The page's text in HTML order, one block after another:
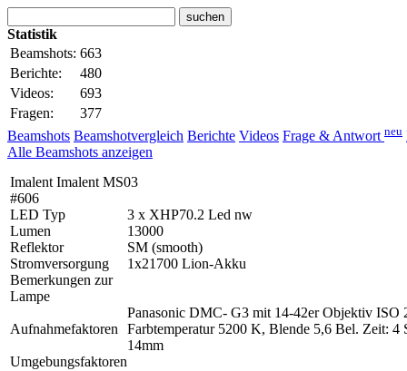
Statistik
Beamshots: 663
Berichte:
480
Videos:
693
Fragen:
377
Beamshots Beamshotvergleich Berichte Videos Frage & Antwort neu
Alle Beamshots anzeigen
Imalent Imalent MS03
#606
LED Typ
3 x XHP70.2 Led nw
Lumen
13000
Reflektor
SM (smooth)
Stromversorgung
1x21700 Lion-Akku
Bemerkungen zur
Lampe
Aufnahmefaktoren
Panasonic DMC- G3 mit 14-42er Objektiv ISO
Farbtemperatur 5200 K, Blende 5,6 Bel. Zeit: 4
14mm
Umgebungsfaktoren